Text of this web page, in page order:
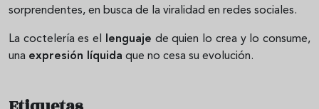
sorprendentes, en busca de la viralidad en redes sociales.
La coctelería es el lenguaje de quien lo crea y lo consume,
una expresión líquida que no cesa su evolución.